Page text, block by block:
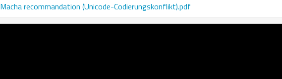
Macha recommandation (Unicode-Codierungskonflikt).pdf